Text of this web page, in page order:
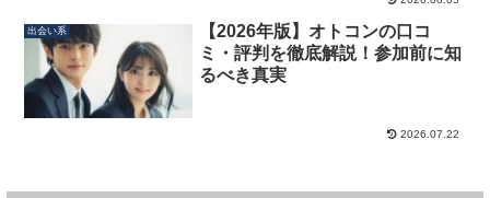
出会い系
【2026年版】オトコンの口コ
ミ・評判を徹底解説！参加前に知
るべき真実
2026.07.22